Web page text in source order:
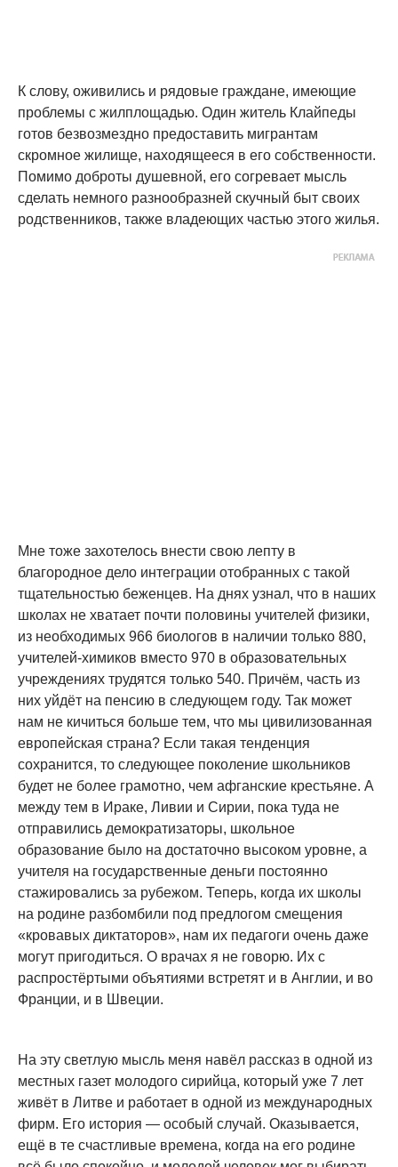
К слову, оживились и рядовые граждане, имеющие
проблемы с жилплощадью. Один житель Клайпеды
готов безвозмездно предоставить мигрантам
скромное жилище, находящееся в его собственности.
Помимо доброты душевной, его согревает мысль
сделать немного разнообразней скучный быт своих
родственников, также владеющих частью этого жилья.
Мне тоже захотелось внести свою лепту в
благородное дело интеграции отобранных с такой
тщательностью беженцев. На днях узнал, что в наших
школах не хватает почти половины учителей физики,
из необходимых 966 биологов в наличии только 880,
учителей-химиков вместо 970 в образовательных
учреждениях трудятся только 540. Причём, часть из
них уйдёт на пенсию в следующем году. Так может
нам не кичиться больше тем, что мы цивилизованная
европейская страна? Если такая тенденция
сохранится, то следующее поколение школьников
будет не более грамотно, чем афганские крестьяне. А
между тем в Ираке, Ливии и Сирии, пока туда не
отправились демократизаторы, школьное
образование было на достаточно высоком уровне, а
учителя на государственные деньги постоянно
стажировались за рубежом. Теперь, когда их школы
на родине разбомбили под предлогом смещения
«кровавых диктаторов», нам их педагоги очень даже
могут пригодиться. О врачах я не говорю. Их с
распростёртыми объятиями встретят и в Англии, и во
Франции, и в Швеции.
На эту светлую мысль меня навёл рассказ в одной из
местных газет молодого сирийца, который уже 7 лет
живёт в Литве и работает в одной из международных
фирм. Его история — особый случай. Оказывается,
ещё в те счастливые времена, когда на его родине